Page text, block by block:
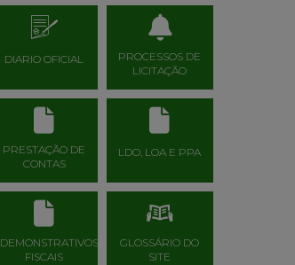
DIARIO OFICIAL
PROCESSOS DE
LICITAÇÃO
PRESTAÇÃO DE
CONTAS
LDO, LOA E PPA
DEMONSTRATIVOS
FISCAIS
GLOSSÁRIO DO
SITE